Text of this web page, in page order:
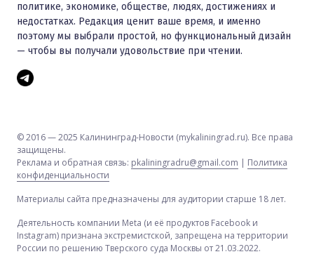
политике, экономике, обществе, людях, достижениях и
недостатках. Редакция ценит ваше время, и именно
поэтому мы выбрали простой, но функциональный дизайн
— чтобы вы получали удовольствие при чтении.
© 2016 — 2025 Калининград-Новости (mykaliningrad.ru). Все права
защищены.
Реклама и обратная связь: pkaliningradru@gmail.com | Политика
конфиденциальности
Материалы сайта предназначены для аудитории старше 18 лет.
Деятельность компании Meta (и её продуктов Facebook и
Instagram) признана экстремистской, запрещена на территории
России по решению Тверского суда Москвы от 21.03.2022.